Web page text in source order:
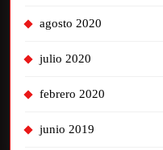
agosto 2020
julio 2020
febrero 2020
junio 2019